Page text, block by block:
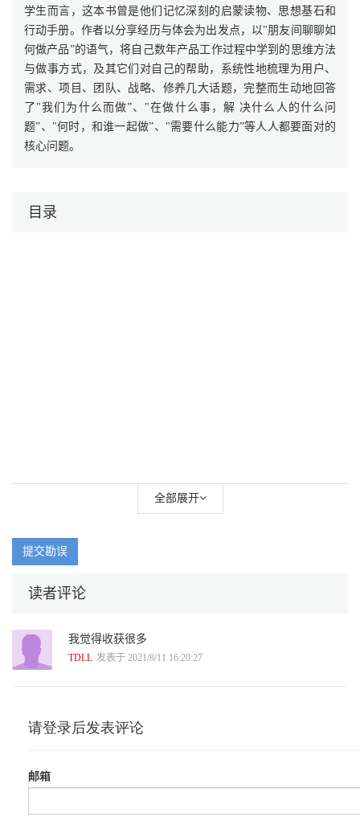
学生而言，这本书曾是他们记忆深刻的启蒙读物、思想基石和
行动手册。作者以分享经历与体会为出发点，以"朋友间聊聊如
何做产品”的语气，将自己数年产品工作过程中学到的思维方法
与做事方式，及其它们对自己的帮助，系统性地梳理为用户、
需求、项目、团队、战略、修养几大话题，完整而生动地回答
了"我们为什么而做”、"在做什么事，解 决什么人的什么问
题”、"何时，和谁一起做”、"需要什么能力”等人人都要面对的
核心问题。
目录
全部展开
提交勘误
读者评论
我觉得收获很多
TDLL 发表于 2021/8/11 16:20:27